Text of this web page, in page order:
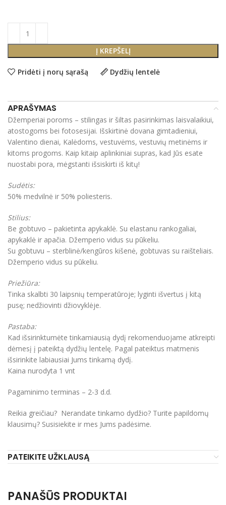
Į KREPŠELĮ
Pridėti į norų sąrašą Dydžių lentelė
APRAŠYMAS
Džemperiai poroms – stilingas ir šiltas pasirinkimas laisvalaikiui,
atostogoms bei fotosesijai. Išskirtinė dovana gimtadieniui,
Valentino dienai, Kalėdoms, vestuvėms, vestuvių metinėms ir
kitoms progoms. Kaip kitaip aplinkiniai supras, kad Jūs esate
nuostabi pora, mėgstanti išsiskirti iš kitų!
Sudėtis:
50% medvilnė ir 50% poliesteris.
Stilius:
Be gobtuvo – pakietinta apykaklė. Su elastanu rankogaliai,
apykaklė ir apačia. Džemperio vidus su pūkeliu.
Su gobtuvu – sterblinė/kengūros kišenė, gobtuvas su raišteliais.
Džemperio vidus su pūkeliu.
Priežiūra:
Tinka skalbti 30 laipsnių temperatūroje; lyginti išvertus į kitą
pusę; nedžiovinti džiovyklėje.
Pastaba:
Kad išsirinktumėte tinkamiausią dydį rekomenduojame atkreipti
dėmesį į pateiktą dydžių lentelę. Pagal pateiktus matmenis
išsirinkite labiausiai Jums tinkamą dydį.
Kaina nurodyta 1 vnt
Pagaminimo terminas – 2-3 d.d.
Reikia greičiau? Nerandate tinkamo dydžio? Turite papildomų
klausimų? Susisiekite ir mes Jums padėsime.
PATEIKITE UŽKLAUSĄ
PANAŠŪS PRODUKTAI